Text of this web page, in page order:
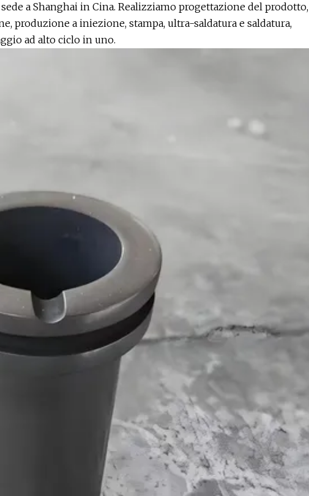
sede a Shanghai in Cina. Realizziamo progettazione del prodotto,
produzione a iniezione, stampa, ultra-saldatura e saldatura,
ad alto ciclo in uno.